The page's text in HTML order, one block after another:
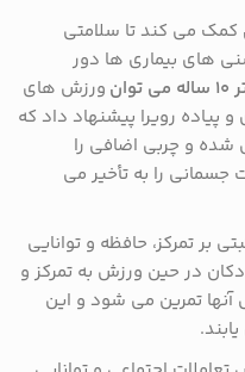
کمک می کند تا سلامتی
های بیماری ها دور
ورزش های
پیاده رویرا پیشنهاد داد که
و چربی اضافی را
را به تأخیر می
بر تمرکز، حافظه و توانایی
در حین ورزش به تمرکز و
تمرین می شود و این